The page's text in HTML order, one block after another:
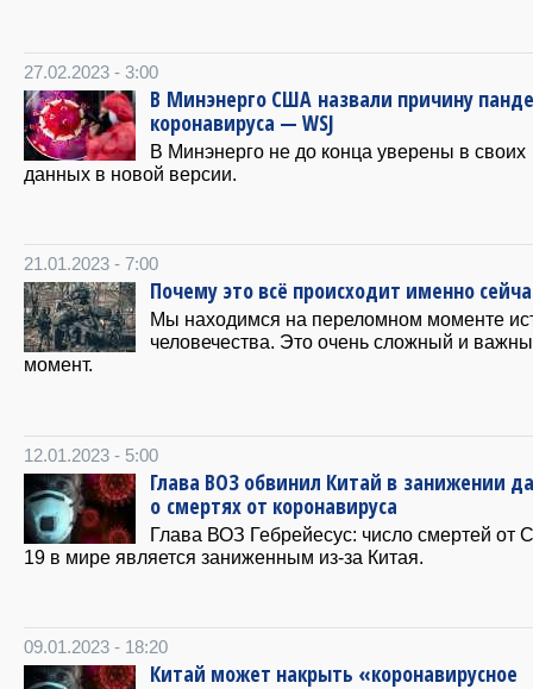
27.02.2023 - 3:00
В Минэнерго США назвали причину
коронавируса — WSJ
В Минэнерго не до конца уверены в своих
данных в новой версии.
21.01.2023 - 7:00
Почему это всё происходит именно
Мы находимся на переломном моменте
человечества. Это очень сложный и
момент.
12.01.2023 - 5:00
Глава ВОЗ обвинил Китай в занижении
о смертях от коронавируса
Глава ВОЗ Гебрейесус: число смертей от
19 в мире является заниженным из-за Китая.
09.01.2023 - 18:20
Китай может накрыть «коронавирусное